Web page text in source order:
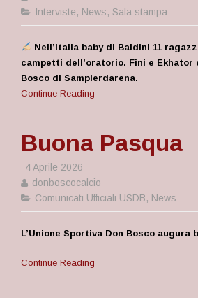
Interviste, News, Sala stampa
Nell’Italia baby di Baldini 11
campetti dell’oratorio. Fini e Ekhator
Bosco di Sampierdarena.
Continue Reading
Buona Pasqua
4 Aprile 2026
donboscocalcio
Comunicati Ufficiali USDB, News
L’Unione Sportiva Don Bosco augura
Continue Reading